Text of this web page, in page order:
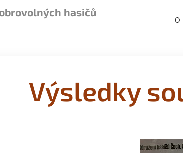
hasičů
O
Výsledky